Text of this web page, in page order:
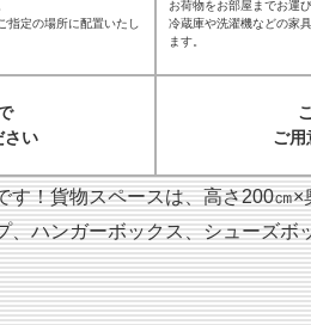
定の場所に配置いたし
お荷物をお部屋までお運び
冷蔵庫や洗濯機などの家
ます。
さい
ご用
！貨物スペースは、高さ200㎝×
ハンガーボックス、シューズ